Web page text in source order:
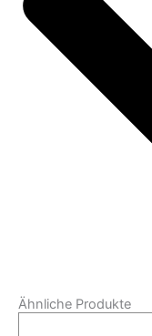
Ähnliche Produkte